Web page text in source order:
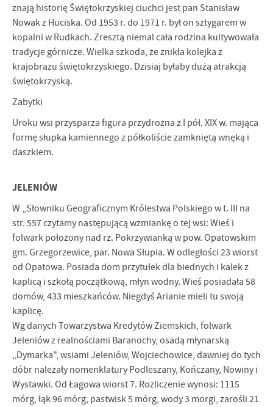
znają historię Świętokrzy­skiej ciuchci jest pan Stanisław
Nowak z Huciska. Od 1953 r. do 1971 r. był on sztygarem w
kopalni w Rudkach. Zresztą niemal cała rodzina kultywowała
tradycje górnicze. Wielka szkoda, że znikła kolejka z
krajobrazu świętokrzyskie­go. Dzisiaj byłaby dużą atrakcją
świętokrzyską.
Zabytki
Uroku wsi przysparza figura przydrożna z I pół. XIX w. mająca
formę słupka kamiennego z półkoliście zamkniętą wnęką i
daszkiem.
JELENIÓW
W „Słowniku Geograficznym Królestwa Polskiego w t. III na
str. 557 czytamy następującą wzmiankę o tej wsi: Wieś i
folwark położony nad rz. Pokrzywianką w pow. Opatowskim
gm. Grzegorzewice, par. Nowa Słupia. W odległo­ści 23 wiorst
od Opatowa. Posiada dom przytułek dla biednych i kalek z
kaplicą i szkołą początkową, młyn wodny. Wieś posiadała 58
domów, 433 mieszkańców. Niegdyś Arianie mieli tu swoją
kaplicę.
Wg danych Towarzystwa Kredytów Ziemskich, folwark
Jeleniów z realnościami Baranochy, osadą młynarską
„Dymarka", wsiami Jeleniów, Wojciechowice, dawniej do tych
dóbr należały nomenklatury Podleszany, Kończany, Nowiny i
Wystawki. Od Łagowa wiorst 7. Rozliczenie wynosi: 1115
mórg, łąk 96 mórg, pastwisk 5 mórg, wody 3 morgi, zarośli 21